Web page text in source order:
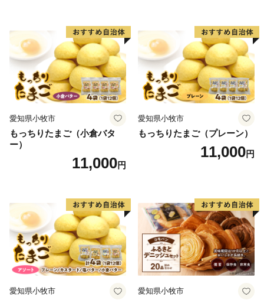
愛知県小牧市
もっちりたまご（小倉バタ
ー）
11,000円
愛知県小牧市
もっちりたまご（プレーン）
11,000円
愛知県小牧市 愛知県小牧市